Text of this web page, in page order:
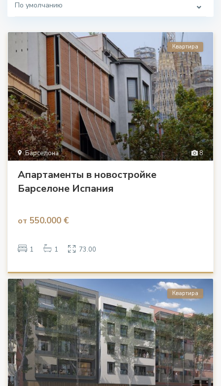
По умолчанию
8
Барселона
Квартира
Апартаменты в новостройке
Барселоне Испания
от 550.000 €
1 1 73.00
Квартира